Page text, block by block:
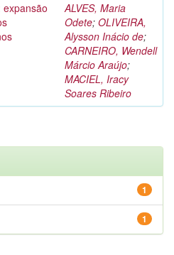
ALVES, Maria
Odete; OLIVEIRA,
Alysson Inácio de;
CARNEIRO, Wendell
Márcio Araújo;
MACIEL, Iracy
Soares Ribeiro
1
1